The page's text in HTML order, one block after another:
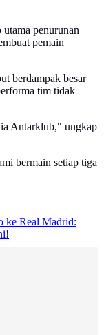
penurunan
pemain
berdampak besar
tim tidak
Antarklub," ungkap
bermain setiap tiga
ke Real Madrid: